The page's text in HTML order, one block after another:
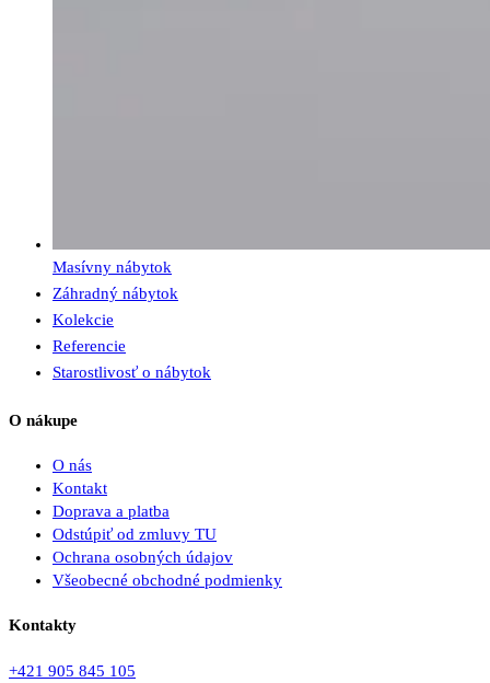
Masívny nábytok
Záhradný nábytok
Kolekcie
Referencie
Starostlivosť o nábytok
O nákupe
O nás
Kontakt
Doprava a platba
Odstúpiť od zmluvy TU
Ochrana osobných údajov
Všeobecné obchodné podmienky
Kontakty
+421 905 845 105